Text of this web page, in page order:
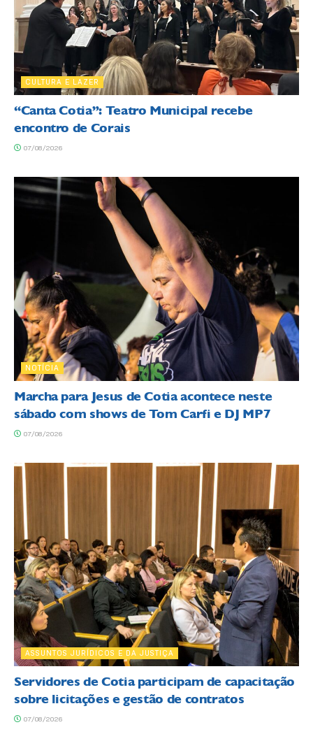
CULTURA E LAZER
“Canta Cotia”: Teatro Municipal recebe
encontro de Corais
07/08/2026
NOTÍCIA
Marcha para Jesus de Cotia acontece neste
sábado com shows de Tom Carfi e DJ MP7
07/08/2026
ASSUNTOS JURÍDICOS E DA JUSTIÇA
Servidores de Cotia participam de capacitação
sobre licitações e gestão de contratos
07/08/2026